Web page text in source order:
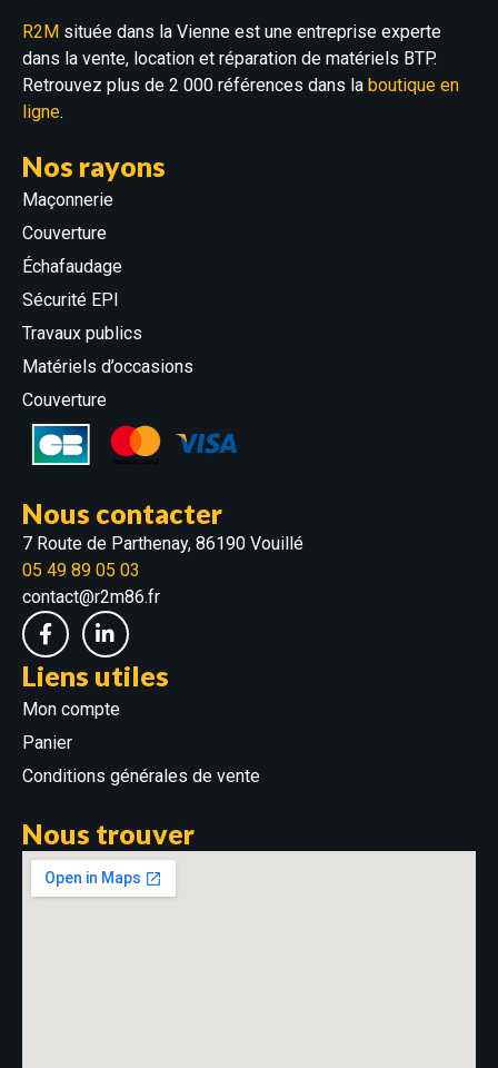
R2M située dans la Vienne est une entreprise experte
dans la vente, location et réparation de matériels BTP.
Retrouvez plus de 2 000 références dans la boutique en
ligne.
Nos rayons
Maçonnerie
Couverture
Échafaudage
Sécurité EPI
Travaux publics
Matériels d’occasions
Couverture
Nous contacter
7 Route de Parthenay, 86190 Vouillé
05 49 89 05 03
contact@r2m86.fr
Liens utiles
Mon compte
Panier
Conditions générales de vente
Nous trouver